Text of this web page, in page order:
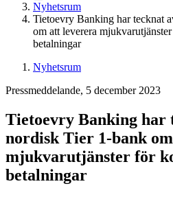
Nyhetsrum
Tietoevry Banking har tecknat
om att leverera
betalningar
Nyhetsrum
Pressmeddelande, 5 december 2023
Tietoevry Banking har
nordisk Tier 1-bank
mjukvarutjänster för
betalningar